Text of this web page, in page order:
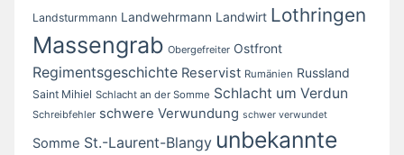
Landsturmmann Landwehrmann Landwirt Lothringen
Massengrab Obergefreiter Ostfront
Regimentsgeschichte Reservist Rumänien Russland
Saint Mihiel Schlacht an der Somme Schlacht um Verdun
Schreibfehler schwere Verwundung schwer verwundet
Somme St.-Laurent-Blangy unbekannte